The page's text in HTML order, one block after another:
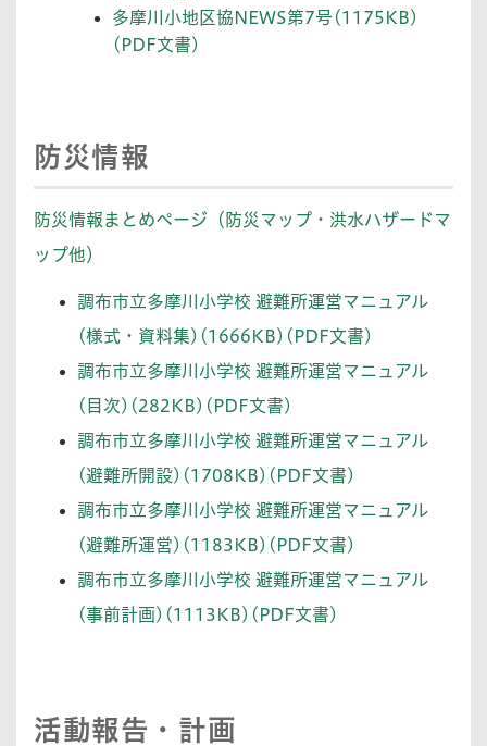
多摩川小地区協NEWS第7号(1175KB)
(PDF文書)
防災情報
防災情報まとめページ（防災マップ・洪水ハザードマ
ップ他）
調布市立多摩川小学校 避難所運営マニュアル
(様式・資料集)(1666KB)(PDF文書)
調布市立多摩川小学校 避難所運営マニュアル
(目次)(282KB)(PDF文書)
調布市立多摩川小学校 避難所運営マニュアル
(避難所開設)(1708KB)(PDF文書)
調布市立多摩川小学校 避難所運営マニュアル
(避難所運営)(1183KB)(PDF文書)
調布市立多摩川小学校 避難所運営マニュアル
(事前計画)(1113KB)(PDF文書)
活動報告・計画